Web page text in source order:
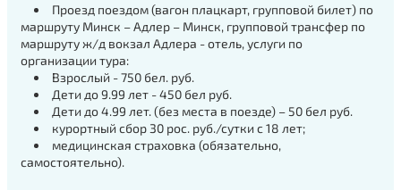
Проезд поездом(вагон плацкарт, групповой билет) по
маршруту Минск – Адлер – Минск, групповойтрансфер по
маршруту ж/д вокзал Адлера - отель,услуги по
организации тура:
Взрослый - 750 бел. руб.
Дети до 9.99 лет - 450 бел руб.
Дети до 4.99 лет.(без места в поезде) – 50 бел руб.
курортный сбор 30 рос. руб./сутки с 18 лет;
медицинская страховка (обязательно,
самостоятельно).